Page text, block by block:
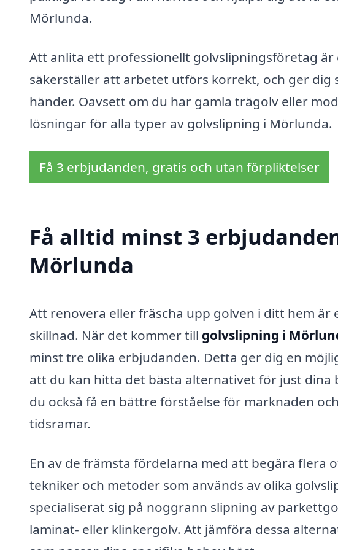
Mörlunda.
Att anlita ett professionellt golvslipningsföretag
säkerställer att arbetet utförs korrekt, och ger dig
händer. Oavsett om du har gamla trägolv eller
lösningar för alla typer av golvslipning i Mörlunda.
Få 3 erbjudanden, gratis och utan förpliktelser
Få alltid minst 3
Mörlunda
Att renovera eller fräscha upp golven i ditt hem
skillnad. När det kommer till golvslipning i
minst tre olika erbjudanden. Detta ger dig en
att du kan hitta det bästa alternativet för just
du också få en bättre förståelse för marknaden
tidsramar.
En av de främsta fördelarna med att begära flera
tekniker och metoder som används av olika
specialiserat sig på noggrann slipning av
laminat- eller klinkergolv. Att jämföra dessa